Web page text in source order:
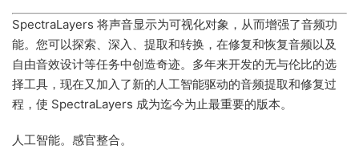
SpectraLayers 将声音显示为可视化对象，从而增强了音频功
能。您可以探索、深入、提取和转换，在修复和恢复音频以及
自由音效设计等任务中创造奇迹。多年来开发的无与伦比的选
择工具，现在又加入了新的人工智能驱动的音频提取和修复过
程，使 SpectraLayers 成为迄今为止最重要的版本。
人工智能。感官整合。